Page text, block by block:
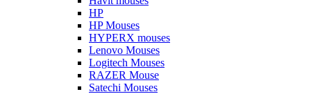
HP
HP Mouses
HYPERX mouses
Lenovo Mouses
Logitech Mouses
RAZER Mouse
Satechi Mouses